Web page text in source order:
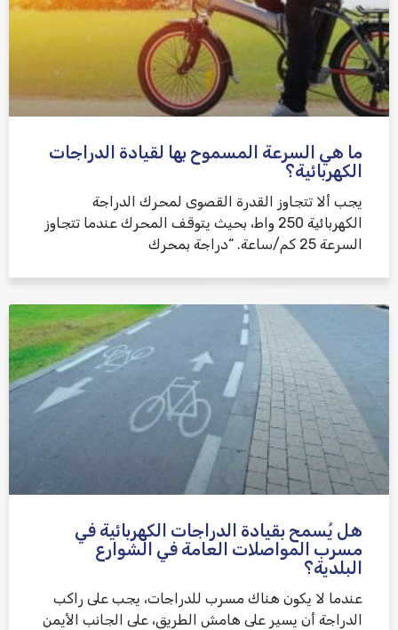
ما هي السرعة المسموح بها لقيادة الدراجات
الكهربائية؟
يجب ألا تتجاوز القدرة القصوى لمحرك الدراجة
الكهربائية 250 واط، بحيث يتوقف المحرك عندما تتجاوز
السرعة 25 كم/ساعة. “دراجة بمحرك
هل يُسمح بقيادة الدراجات الكهربائية في
مسرب المواصلات العامة في الشوارع
البلدية؟
عندما لا يكون هناك مسرب للدراجات، يجب على راكب
الدراجة أن يسير على هامش الطريق، على الجانب الأيمن